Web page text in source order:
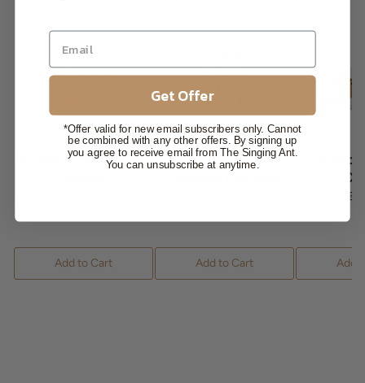
"Flower Child" Canvas
Add to Cart
Canvas-Wandbanner
Add to Cart Add
Get Offer
*Offer valid for new email subscribers only. Cannot
be combined with any other offers. By signing up
you agree to receive email from The Singing Ant.
You can unsubscribe at anytime.